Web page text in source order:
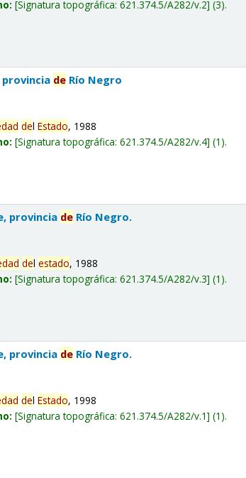
Signatura topográfica:621.374.5/A282/v.2 (3).
de Río Negro
delEstado, 1988
Signatura topográfica:621.374.5/A282/v.4 (1).
provincia de Río Negro.
delestado, 1988
Signatura topográfica:621.374.5/A282/v.3 (1).
provincia de Río Negro.
delEstado, 1998
Signatura topográfica:621.374.5/A282/v.1 (1).